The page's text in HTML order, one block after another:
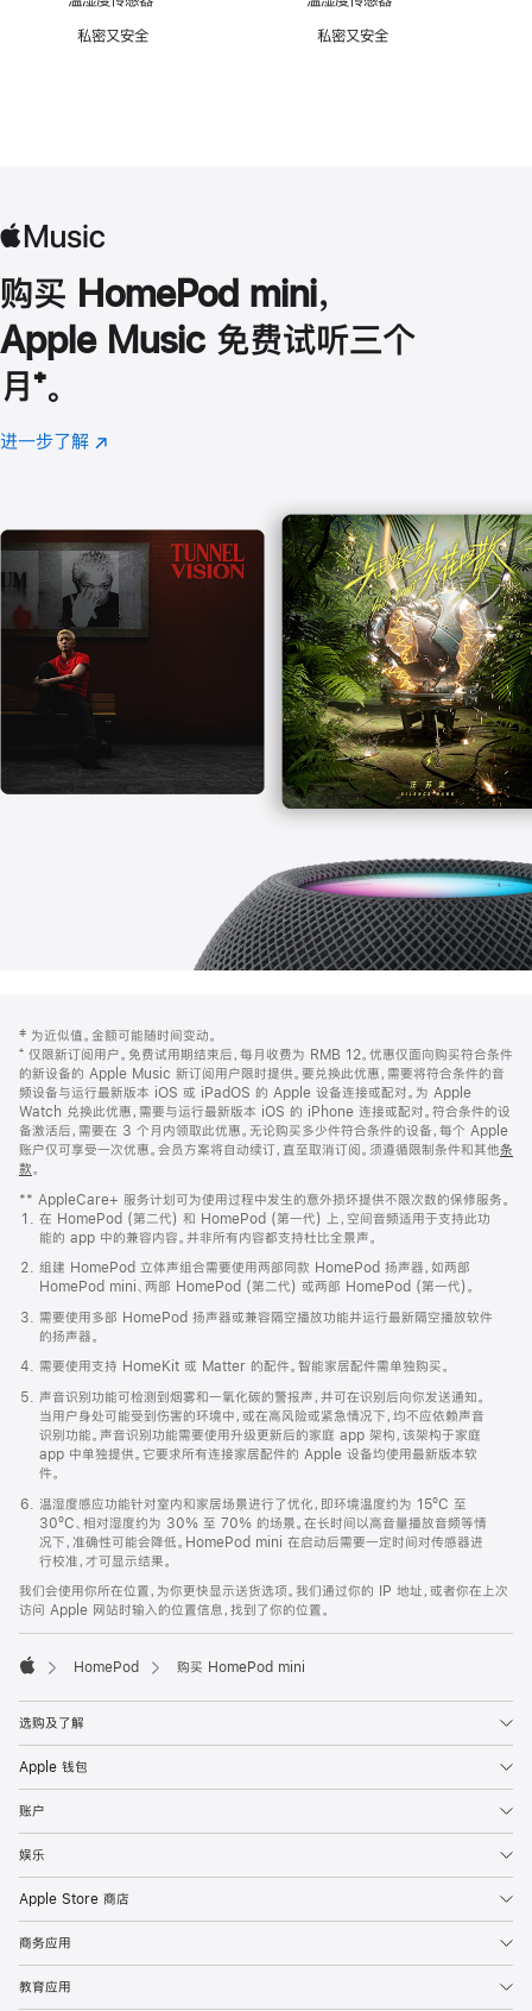
私密又安全 私密又安全
购买 HomePod mini，
Apple Music 免费试听三个
月 脚
注
⁺。
进一步了解 Apple
(在
口
中
打
开)
页
页
脚
注
‡ 为近似值。金额可能随时间变动。
⁺ 仅限新订阅用户。免费试用期结束后，每月收费为 RMB 12。优惠仅面向购买符合条件
的新设备的 Apple Music 新订阅用户限时提供。要兑换此优惠，需要将符合条件的音
频设备与运行最新版本 iOS 或 iPadOS 的 Apple 设备连接或配对。为 Apple
Watch 兑换此优惠，需要与运行最新版本 iOS 的 iPhone 连接或配对。符合条件的设
备激活后，需要在 3 个月内领取此优惠。无论购买多少件符合条件的设备，每个 Apple
账户仅可享受一次优惠。会员方案将自动续订，直至取消订阅。须遵循限制条件和其他条
款。
窗
口
中
打
开)
** AppleCare+ 服务计划可为使用过程中发生的意外损坏提供不限次数的保修服务。
在 HomePod (第二代) 和 HomePod (第一代) 上，空间音频适用于支持此功
能的 app 中的兼容内容。并非所有内容都支持杜比全景声。
组建 HomePod 立体声组合需要使用两部同款 HomePod 扬声器，如两部
HomePod mini、两部 HomePod (第二代) 或两部 HomePod (第一代)。
需要使用多部 HomePod 扬声器或兼容隔空播放功能并运行最新隔空播放软件
的扬声器。
需要使用支持 HomeKit 或 Matter 的配件。智能家居配件需单独购买。
声音识别功能可检测到烟雾和一氧化碳的警报声，并可在识别后向你发送通知。
当用户身处可能受到伤害的环境中，或在高风险或紧急情况下，均不应依赖声音
识别功能。声音识别功能需要使用升级更新后的家庭 app 架构，该架构于家庭
app 中单独提供。它要求所有连接家居配件的 Apple 设备均使用最新版本软
件。
温湿度感应功能针对室内和家居场景进行了优化，即环境温度约为 15ºC 至
30ºC、相对湿度约为 30% 至 70% 的场景。在长时间以高音量播放音频等情
况下，准确性可能会降低。HomePod mini 在启动后需要一定时间对传感器进
行校准，才可显示结果。
我们会使用你所在位置，为你更快显示送货选项。我们通过你的 IP 地址，或者你在上次
访问 Apple 网站时输入的位置信息，找到了你的位置。
HomePod 购买 HomePod mini
选购及了解
Apple 钱包
账户
娱乐
Apple Store 商店
商务应用
教育应用